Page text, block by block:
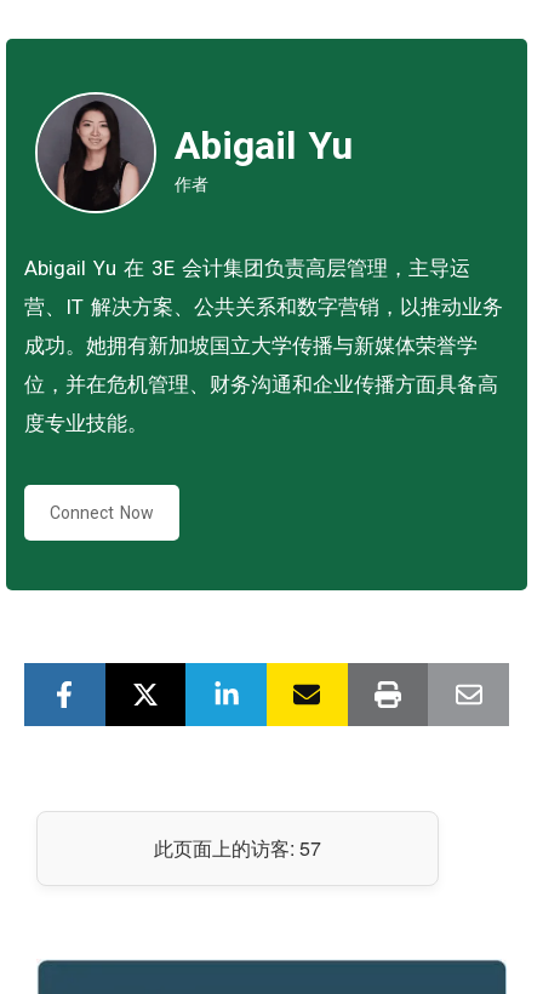
Abigail Yu
作者
Abigail Yu 在 3E 会计集团负责高层管理，主导运
营、IT 解决方案、公共关系和数字营销，以推动业务
成功。她拥有新加坡国立大学传播与新媒体荣誉学
位，并在危机管理、财务沟通和企业传播方面具备高
度专业技能。
Connect Now
此页面上的访客: 57